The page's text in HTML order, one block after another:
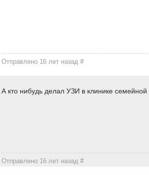
Отправлено 16 лет назад#
А кто нибудь делал УЗИ в клинике
Отправлено 16 лет назад#